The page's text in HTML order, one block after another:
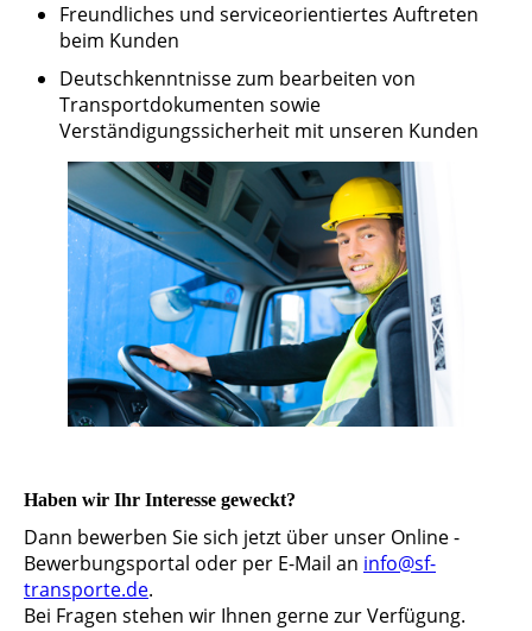
Freundliches und serviceorientiertes Auftreten
beim Kunden
Deutschkenntnisse zum bearbeiten von
Transportdokumenten sowie
Verständigungssicherheit mit unseren Kunden
Haben wir Ihr Interesse geweckt?
Dann bewerben Sie sich jetzt über unser Online -
Bewerbungsportal oder per E-Mail an info@sf-
transporte.de.
Bei Fragen stehen wir Ihnen gerne zur Verfügung.